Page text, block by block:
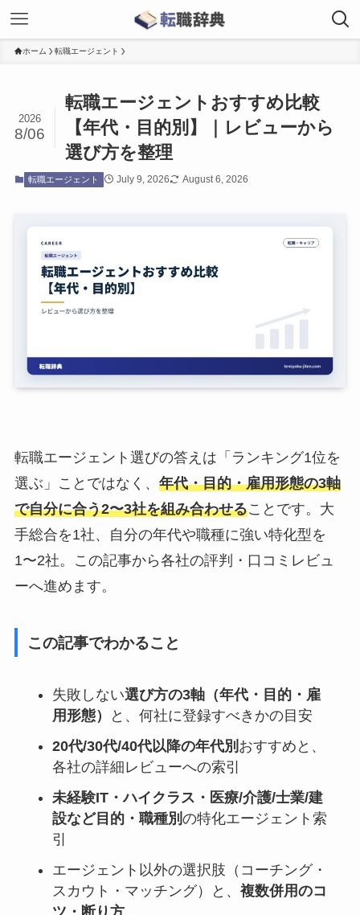
ホーム 転職エージェント
転職エージェントおすすめ比較
【年代・目的別】｜レビューから
選び方を整理
2026
8/06
転職エージェント July 9, 2026 August 6, 2026
転職エージェント選びの答えは「ランキング1位を
選ぶ」ことではなく、 年代・目的・雇用形態の3軸
で自分に合う2〜3社を組み合わせることです。大
手総合を1社、自分の年代や職種に強い特化型を
1〜2社。この記事から各社の評判・口コミレビュ
ーへ進めます。
この記事でわかること
失敗しない選び方の3軸（年代・目的・雇
用形態）
と、何社に登録すべきかの目安
20代/30代/40代以降の年代別 おすすめと、
各社の詳細レビューへの索引
未経験IT・ハイクラス・医療/介護/士業/建
設など目的・職種別 の特化エージェント索
引
エージェント以外の選択肢（コーチング・
スカウト・マッチング）と、 複数併用のコ